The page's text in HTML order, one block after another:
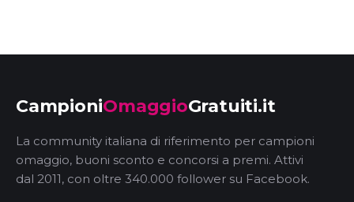
CampioniOmaggioGratuiti.it
La community italiana di riferimento per campioni
omaggio, buoni sconto e concorsi a premi. Attivi
dal 2011, con oltre 340.000 follower su Facebook.